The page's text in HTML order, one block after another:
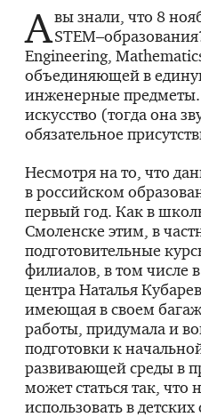
Авы знали, что 8
Engineering,
объединяющей в
инженерные
искусство (тогда она
обязательное
Несмотря на то, что
в российском
первый год. Как в
Смоленске этим, в
подготовительные
филиалов, в том числе
центра Наталья
имеющая в своем
работы, придумала и
подготовки к
развивающей среды в
может статься так, что
использовать в